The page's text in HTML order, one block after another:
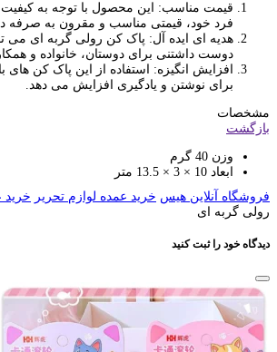
قیمت مناسب: این محصول با توجه به
فرد خود، قیمتی مناسب و مقرون به صرفه
هدیه ای ایده آل: پاک کن رولی گربه ای می
دوست داشتنی برای دوستان، خانواده و
افزایش انگیزه: استفاده از این پاک کن های
برای نوشتن و یادگیری افزایش می دهد.
مشخصات
بازگشت
وزن 40 گرم
ابعاد 10 × 3 × 13.5 متر
فروشگاه آنلاین هیس خرید عمده لوازم تحریر خرید
رولی گربه ای
دیدگاه خود را ثبت کنید